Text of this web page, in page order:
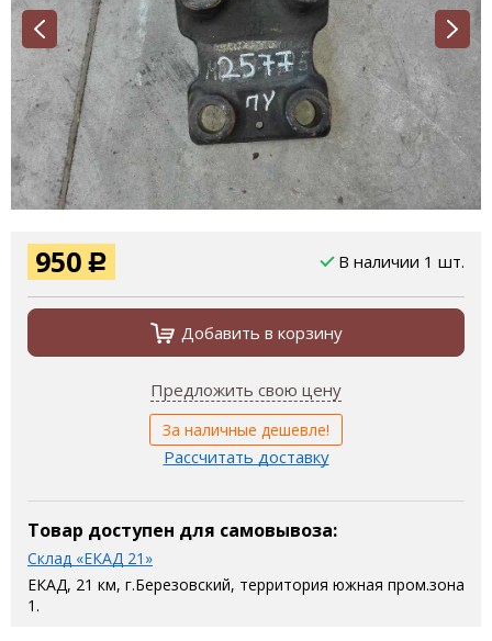
950 Р В наличии 1 шт.
Добавить в корзину
Предложить свою цену
За наличные дешевле!
Рассчитать доставку
Товар доступен для самовывоза:
Склад «ЕКАД 21»
ЕКАД, 21 км, г.Березовский, территория южная пром.зона
1.